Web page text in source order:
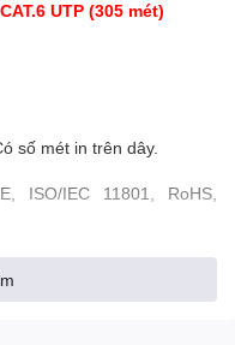
UTP (305 mét)
số mét in trên dây.
ISO/IEC 11801, RoHS,